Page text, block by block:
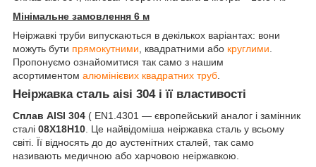
Мінімальне замовлення 6 м
Неіржавкі труби випускаються в декількох варіантах: вони
можуть бути прямокутними, квадратними або круглими.
Пропонуємо ознайомитися так само з нашим
асортиментом алюмінієвих квадратних труб.
Неіржавка сталь aisi 304 і її властивості
Сплав AISI 304 ( EN1.4301 — європейський аналог і замінник
сталі 08Х18Н10. Це найвідоміша неіржавка сталь у всьому
світі. Її відносять до до аустенітних сталей, так само
називають медичною або харчовою неіржавкою.